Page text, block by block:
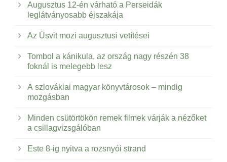
Augusztus 12-én várható a Perseidák
leglátványosabb éjszakája
Az Úsvit mozi augusztusi vetítései
Tombol a kánikula, az ország nagy részén 38
foknál is melegebb lesz
A szlovákiai magyar könyvtárosok – mindig
mozgásban
Minden csütörtökön remek filmek várják a nézőket
a csillagvizsgálóban
Este 8-ig nyitva a rozsnyói strand